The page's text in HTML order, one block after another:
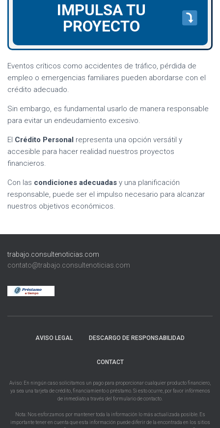
IMPULSA TU
PROYECTO
Eventos críticos como accidentes de tráfico, pérdida de
empleo o emergencias familiares pueden abordarse con el
crédito adecuado.
Sin embargo, es fundamental usarlo de manera responsable
para evitar un endeudamiento excesivo.
El Crédito Personal representa una opción versátil y
accesible para hacer realidad nuestros proyectos
financieros.
Con las condiciones adecuadas y una planificación
responsable, puede ser el impulso necesario para alcanzar
nuestros objetivos económicos.
trabajo.consultenoticias.com
contato@trabajo.consultenoticias.com
AVISO LEGAL DESCARGO DE RESPONSABILIDAD
CONTACT
Aviso: En ningún caso solicitamos un pago para proporcionar cualquier producto financiero,
ya sea una tarjeta de crédito, financiamiento o préstamo. Si esto ocurre, por favor infórmenos
de inmediato a través del formulario de contacto.
Nota: Nos esforzamos por mantener toda la información lo más actualizada posible. Es
importante tener en cuenta que esta información puede diferir de la encontrada en los sitios